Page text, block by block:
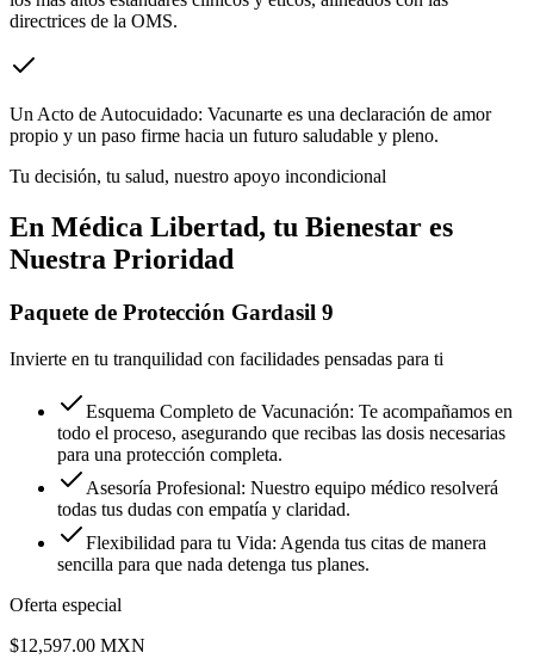
directrices de la OMS.
Un Acto de Autocuidado: Vacunarte es una declaración de amor
propio y un paso firme hacia un futuro saludable y pleno.
Tu decisión, tu salud, nuestro apoyo incondicional
En Médica Libertad, tu Bienestar es
Nuestra Prioridad
Paquete de Protección Gardasil 9
Invierte en tu tranquilidad con facilidades pensadas para ti
Esquema Completo de Vacunación: Te acompañamos en
todo el proceso, asegurando que recibas las dosis necesarias
para una protección completa.
Asesoría Profesional: Nuestro equipo médico resolverá
todas tus dudas con empatía y claridad.
Flexibilidad para tu Vida: Agenda tus citas de manera
sencilla para que nada detenga tus planes.
Oferta especial
$12,597.00 MXN